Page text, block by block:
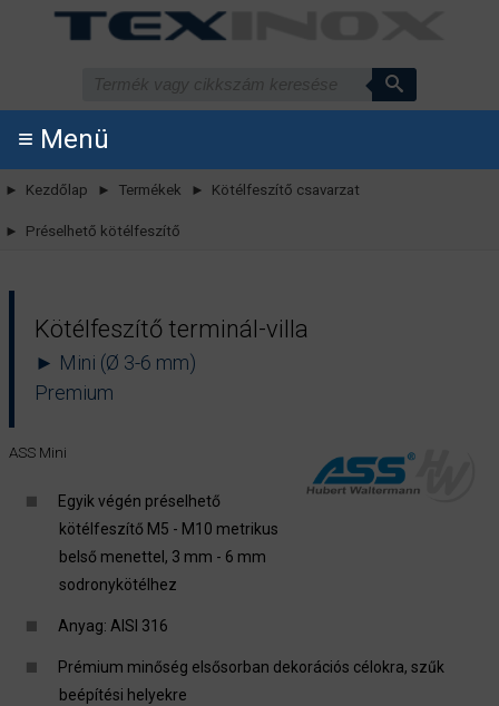
≡ Menü
► Kezdőlap ► Termékek ► Kötélfeszítő csavarzat
► Préselhető kötélfeszítő
Kötélfeszítő terminál-villa
► Mini (Ø 3-6 mm)
Premium
ASS Mini
Egyik végén préselhető
kötélfeszítő M5 - M10 metrikus
belső menettel, 3 mm - 6 mm
sodronykötélhez
Anyag: AISI 316
Prémium minőség elsősorban dekorációs célokra, szűk
beépítési helyekre